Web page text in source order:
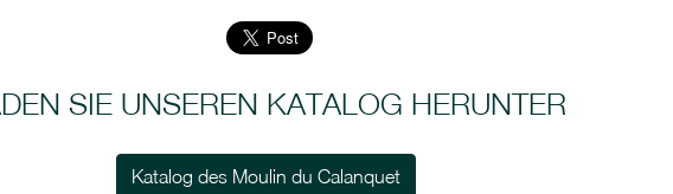
SIE UNSEREN KATALOG HERUNTER
Katalog des Moulin du Calanquet